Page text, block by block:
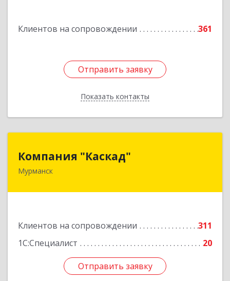
Клиентов на сопровождении 361
Отправить заявку
Показать контакты
Отправить заявку
Назад
Компания "Каскад"
Мурманск
Клиентов на сопровождении
311
1С:Специалист
20
Отправить заявку
183038, Мурманская обл, Мурманск г, Бабикова
Отправить заявку